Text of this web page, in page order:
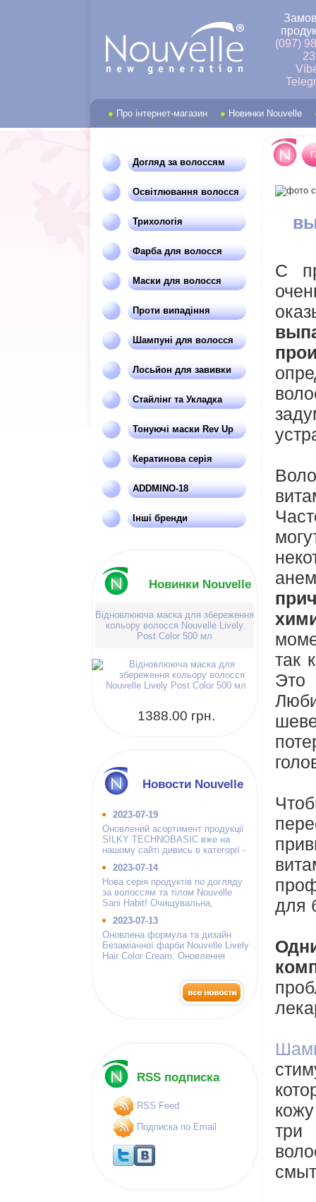
(097)
23
Про інтернет-магазин Новинки Nouvelle
Догляд за волоссям
Освітлювання волосся
Трихологія
Фарба для волосся
Маски для волосся
Проти випадіння
Шампуні для волосся
Лосьйон для завивки
Стайлінг та Укладка
Тонуючі маски Rev Up
Кератинова серія
ADDMINO-18
Інші бренди
Новинки Nouvelle
Відновлююча маска для збереження
кольору волосся Nouvelle Lively
Post Color 500 мл
1388.00 грн.
Новости Nouvelle
2023-07-19
Оновлений асортимент продукції
SILKY TECHNOBASIC вже на
нашому сайті дивись в категорії -
2023-07-14
Нова серія продуктів по догляду
за волоссям та тілом Nouvelle
Sani Habit! Очищувальна,
2023-07-13
Оновлена формула та дизайн
Безаміачної фарби Nouvelle Lively
Hair Color Cream. Оновлення
RSS подписка
RSS Feed
Подписка по Email
С
так
Это
для
три